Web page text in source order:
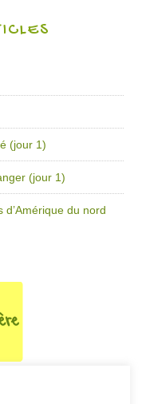
(jour 1)
(jour 1)
du nord